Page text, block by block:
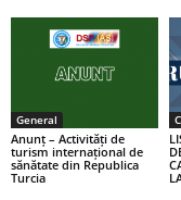
General
Anunț – Activități de
turism internațional de
sănătate din Republica
Turcia